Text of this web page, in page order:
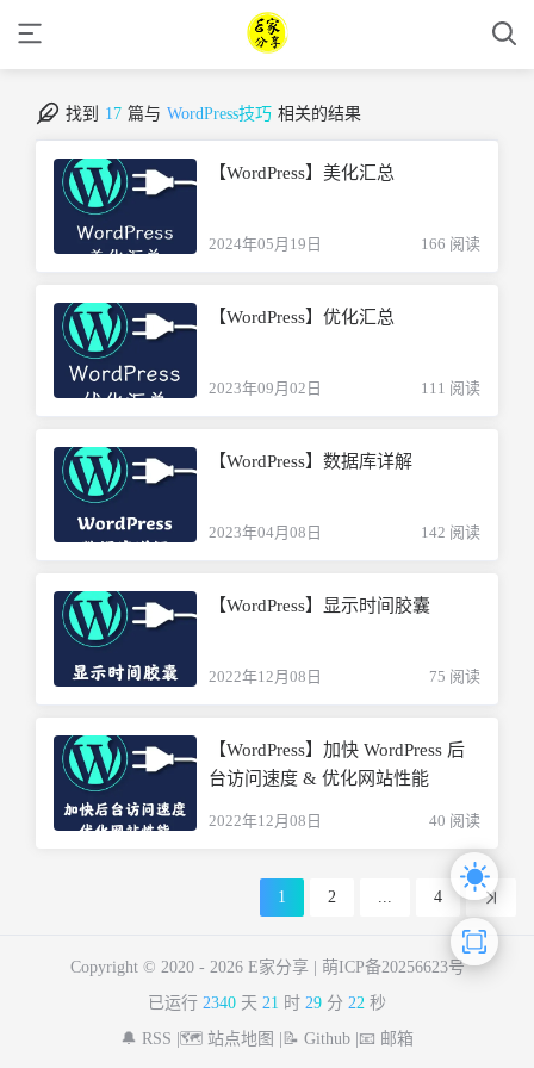
找到 17 篇与 WordPress技巧 相关的结果
【WordPress】美化汇总
2024年05月19日 166 阅读
【WordPress】优化汇总
2023年09月02日 111 阅读
【WordPress】数据库详解
2023年04月08日 142 阅读
【WordPress】显示时间胶囊
2022年12月08日 75 阅读
【WordPress】加快 WordPress 后
台访问速度 & 优化网站性能
2022年12月08日 40 阅读
1 2 ... 4
Copyright © 2020 - 2026 E家分享 | 萌ICP备20256623号
已运行 2340 天 21 时 29 分 22 秒
🔔 RSS | 🗺️ 站点地图 | 📝 Github | 📧 邮箱